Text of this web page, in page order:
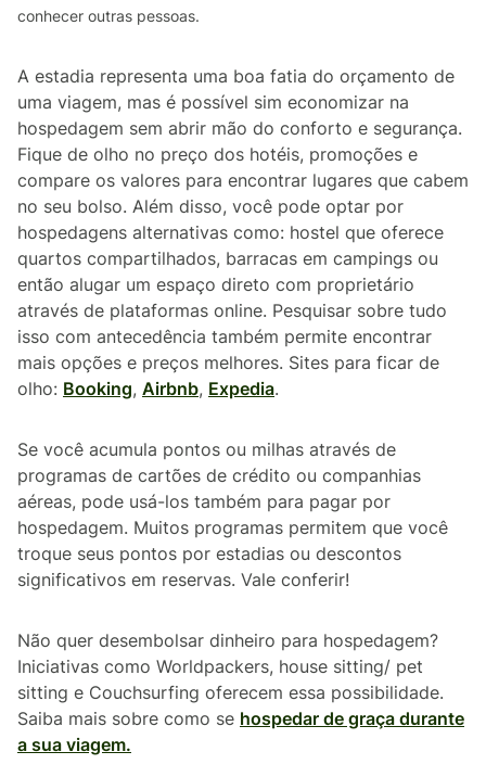
conhecer outras pessoas.
A estadia representa uma boa fatia do orçamento de
uma viagem, mas é possível sim economizar na
hospedagem sem abrir mão do conforto e segurança.
Fique de olho no preço dos hotéis, promoções e
compare os valores para encontrar lugares que cabem
no seu bolso. Além disso, você pode optar por
hospedagens alternativas como: hostel que oferece
quartos compartilhados, barracas em campings ou
então alugar um espaço direto com proprietário
através de plataformas online. Pesquisar sobre tudo
isso com antecedência também permite encontrar
mais opções e preços melhores. Sites para ficar de
olho: Booking, Airbnb, Expedia.
Se você acumula pontos ou milhas através de
programas de cartões de crédito ou companhias
aéreas, pode usá-los também para pagar por
hospedagem. Muitos programas permitem que você
troque seus pontos por estadias ou descontos
significativos em reservas. Vale conferir!
Não quer desembolsar dinheiro para hospedagem?
Iniciativas como Worldpackers, house sitting/ pet
sitting e Couchsurfing oferecem essa possibilidade.
Saiba mais sobre como se hospedar de graça durante
a sua viagem.